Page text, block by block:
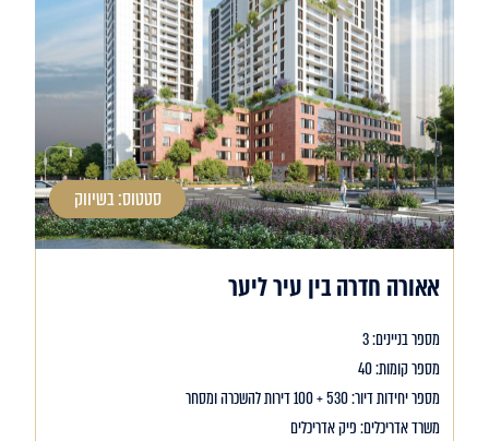
סטטוס: בשיווק
אאורה חדרה בין עיר ליער
מספר בניינים: 3
מספר קומות: 40
מספר יחידות דיור: 530 + 100 דירות להשכרה ומסחר
משרד אדריכלים: פיק אדריכלים